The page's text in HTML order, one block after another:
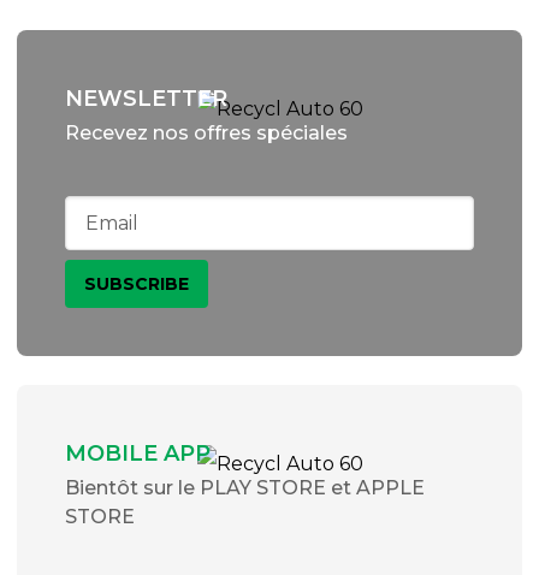
NEWSLETTER
Recevez nos offres spéciales
MOBILE APP
Bientôt sur le PLAY STORE et APPLE
STORE